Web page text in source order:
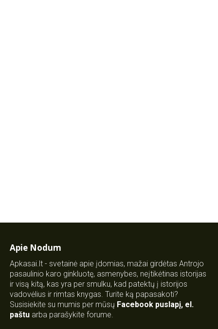
Apie Nodum
Apkasai.lt - svetainė apie įdomias, mažai girdėtas Antrojo
pasaulinio karo ginkluotę, asmenybes, neįtikėtinas istorijas
ir visą kitą, kas yra per smulku, kad patektų į istorijos
vadovėlius ir rimtas knygas. Turite ką papasakoti?
Susisiekite su mumis per mūsų Facebook puslapį, el.
paštu arba parašykite forume.